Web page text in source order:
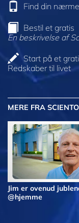
Find din
Bestil et gratis
En beskrivelse af
Start på et
Redskaber til livet
MERE FRA
Jim er ovenud
@hjemme